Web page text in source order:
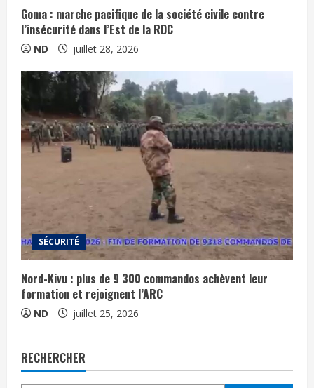
Goma : marche pacifique de la société civile contre
l’insécurité dans l’Est de la RDC
ND juillet 28, 2026
SÉCURITÉ
Nord-Kivu : plus de 9 300 commandos achèvent leur
formation et rejoignent l’ARC
ND juillet 25, 2026
RECHERCHER